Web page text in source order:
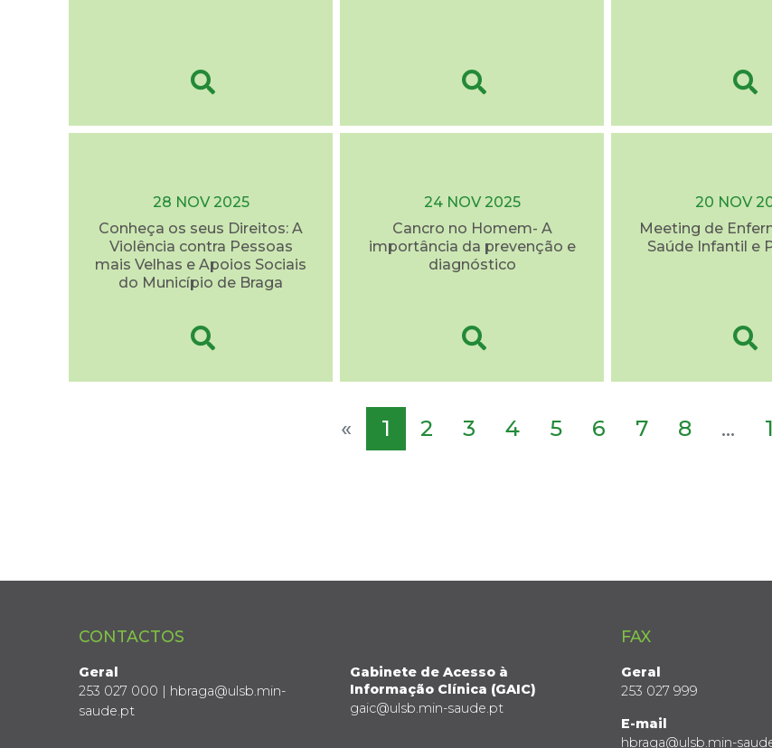
28 NOV 2025
Conheça os seus Direitos: A
Violência contra Pessoas
mais Velhas e Apoios Sociais
do Município de Braga
24 NOV 2025
Cancro no Homem- A
importância da prevenção e
diagnóstico
20 NOV
Meeting de
Saúde Infantil e
« 1 2 3 4 5 6 7 8 ...
CONTACTOS
Geral
253 027 000 | hbraga@ulsb.min-
saude.pt
Gabinete de Acesso à
Informação Clínica (GAIC)
gaic@ulsb.min-saude.pt
FAX
Geral
253 027 999
E-mail
hbraga@ulsb.min-